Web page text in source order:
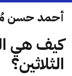
أحمد حسن
كيف هي
الثلاثين؟